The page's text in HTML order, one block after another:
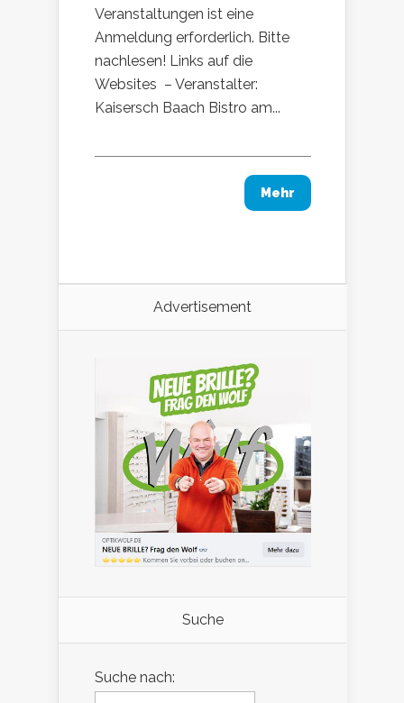
Veranstaltungen ist eine
Anmeldung erforderlich. Bitte
nachlesen! Links auf die
Websites – Veranstalter:
Kaisersch Baach Bistro am...
Mehr
Advertisement
Suche
Suche nach: